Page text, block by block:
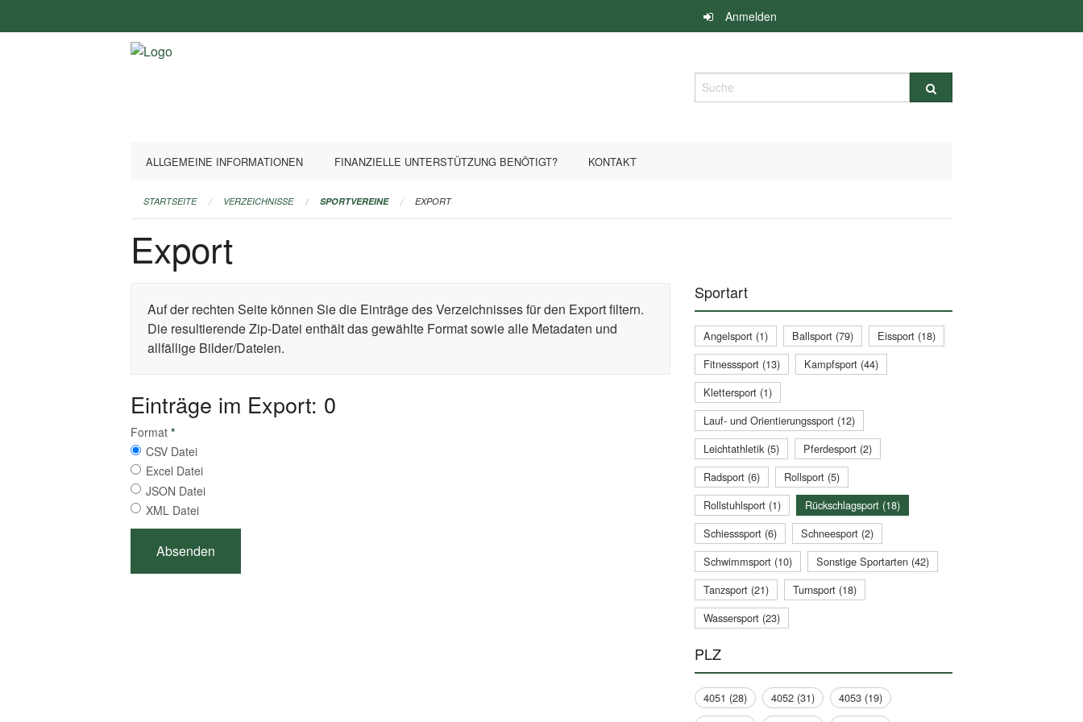
überspringen
Anmelden
Suche
ALLGEMEINE INFORMATIONEN FINANZIELLE UNTERSTÜTZUNG BENÖTIGT? KONTAKT
STARTSEITE VERZEICHNISSE SPORTVEREINE EXPORT
Export
Auf der rechten Seite können Sie die Einträge des Verzeichnisses für den Export filtern.
Die resultierende Zip-Datei enthält das gewählte Format sowie alle Metadaten und
allfällige Bilder/Dateien.
Einträge im Export: 0
Format *
CSV Datei
Excel Datei
JSON Datei
XML Datei
Sportart
Angelsport (1) Ballsport (79)
Eissport (18)
Fitnesssport (13)
Kampfsport (44)
Klettersport (1)
Lauf- und Orientierungssport (12)
Leichtathletik (5)
Pferdesport (2)
Radsport (6)
Rollsport (5)
Rollstuhlsport (1)
Rückschlagsport (18)
Schiesssport (6)
Schneesport (2)
Schwimmsport (10)
Sonstige Sportarten (42)
Tanzsport (21)
Turnsport (18)
Wassersport (23)
PLZ
4051 (28) 4052 (31)
4053 (19)